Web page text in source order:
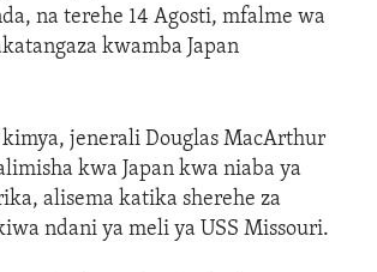
na terehe 14 Agosti, mfalme wa
kwamba Japan
kimya, jenerali Douglas MacArthur
kwa Japan kwa niaba ya
alisema katika sherehe za
ndani ya meli ya USS Missouri.